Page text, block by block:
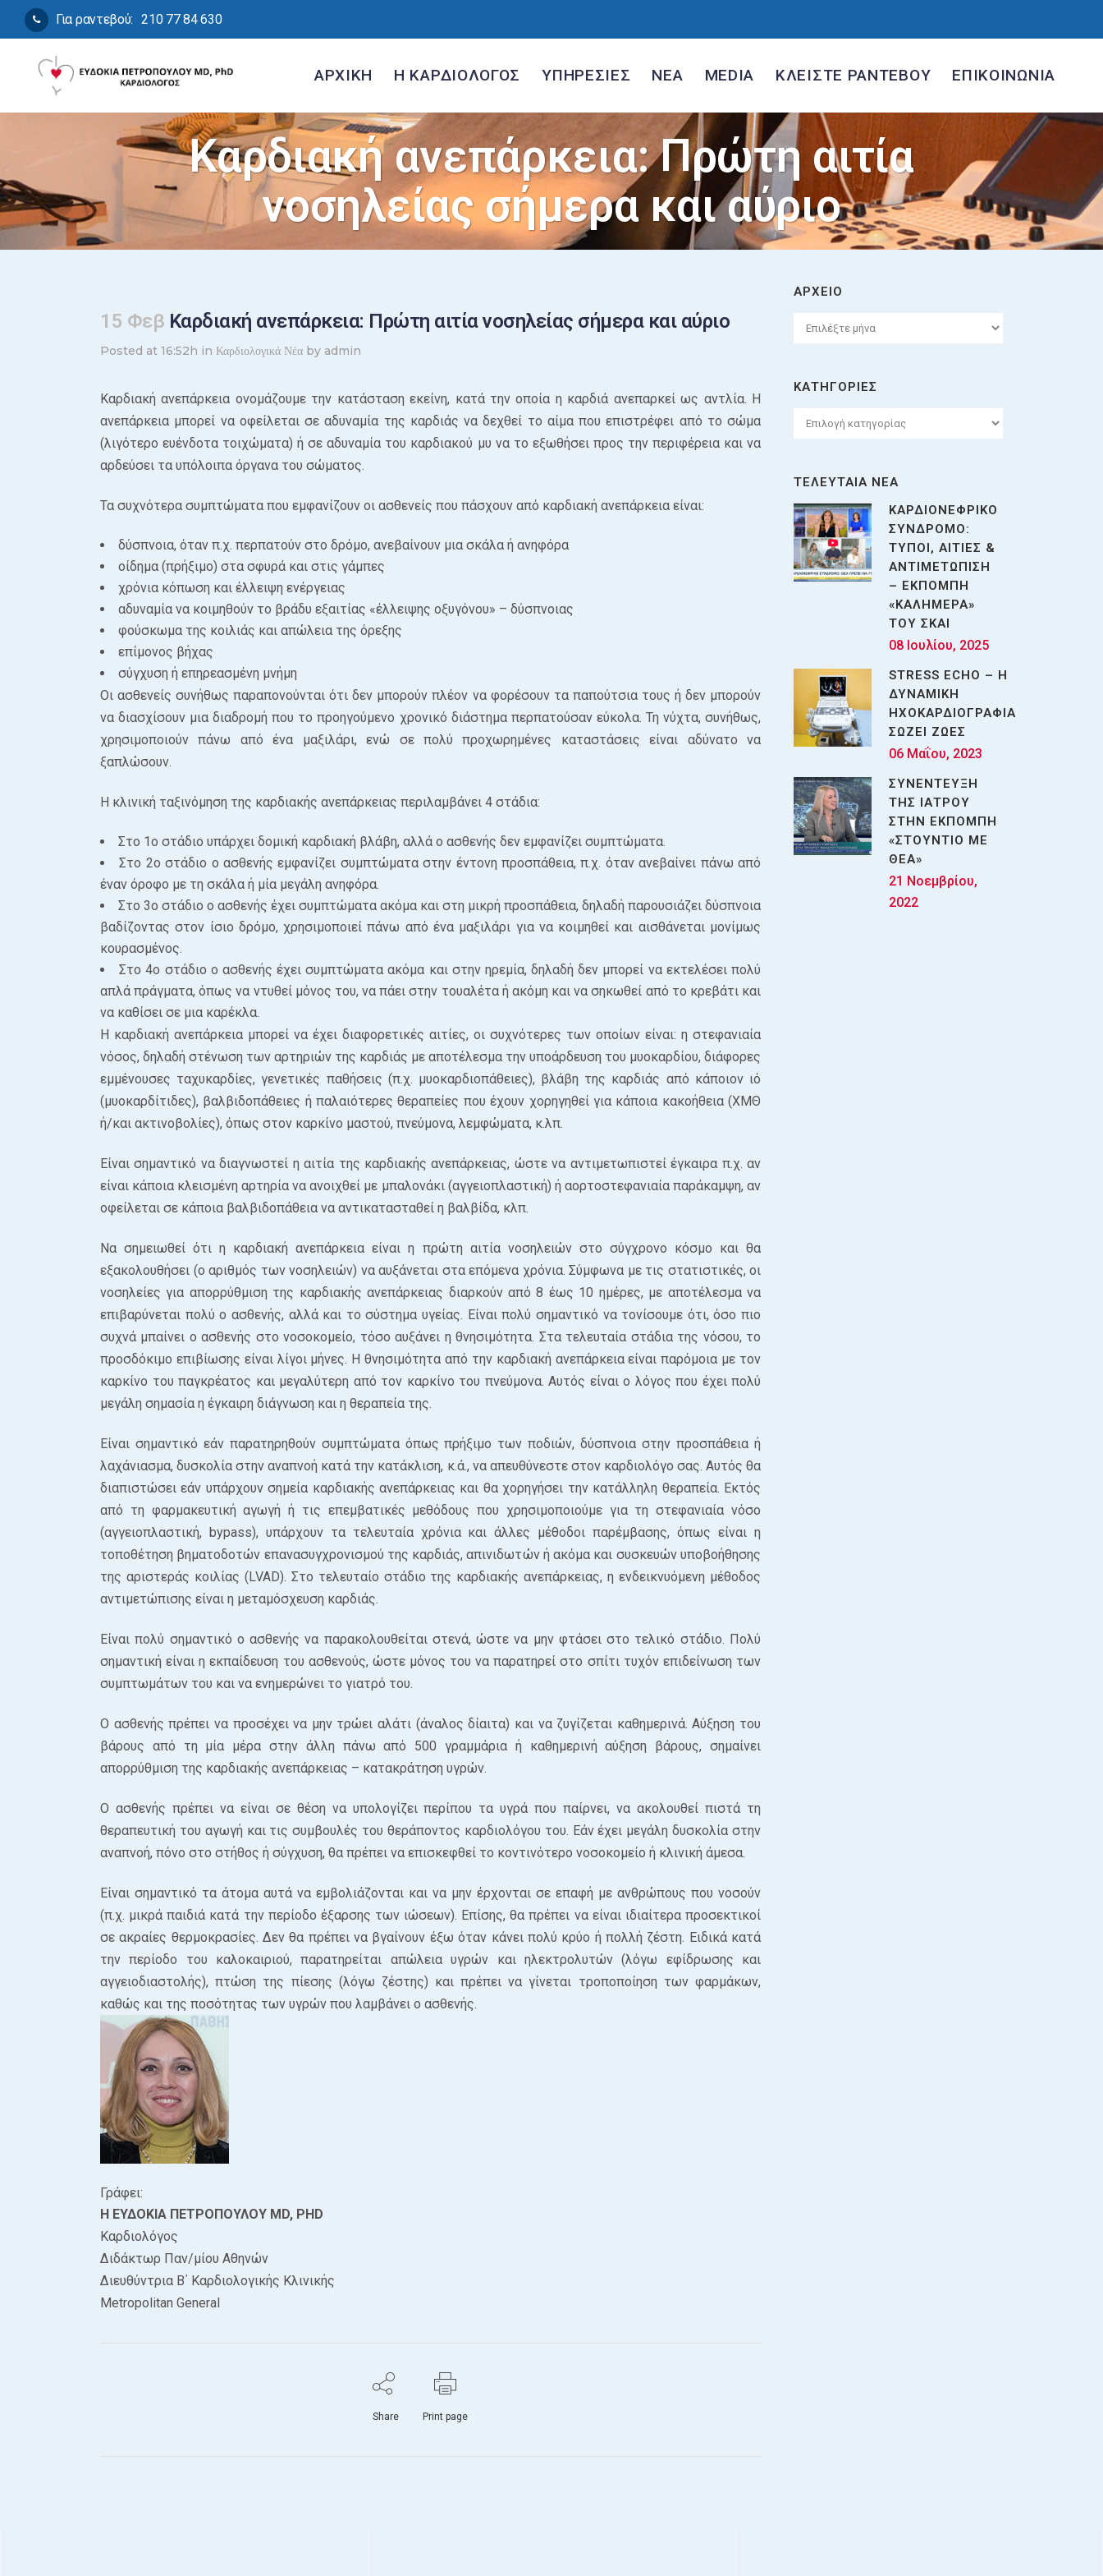
Για ραντεβού: 210 77 84 630
ΑΡΧΙΚΗ Η ΚΑΡΔΙΟΛΟΓΟΣ ΥΠΗΡΕΣΙΕΣ ΝΕΑ MEDIA ΚΛΕΙΣΤΕ ΡΑΝΤΕΒΟΥ ΕΠΙΚΟΙΝΩΝΙΑ
Καρδιακή ανεπάρκεια: Πρώτη αιτία
νοσηλείας σήμερα και αύριο
15 Φεβ Καρδιακή ανεπάρκεια: Πρώτη αιτία νοσηλείας σήμερα και αύριο
Posted at 16:52h in Καρδιολογικά Νέα by admin
Καρδιακή ανεπάρκεια ονομάζουμε την κατάσταση εκείνη, κατά την οποία η καρδιά ανεπαρκεί ως αντλία. Η
ανεπάρκεια μπορεί να οφείλεται σε αδυναμία της καρδιάς να δεχθεί το αίμα που επιστρέφει από το σώμα
(λιγότερο ευένδοτα τοιχώματα) ή σε αδυναμία του καρδιακού μυ να το εξωθήσει προς την περιφέρεια και να
αρδεύσει τα υπόλοιπα όργανα του σώματος.
Τα συχνότερα συμπτώματα που εμφανίζουν οι ασθενείς που πάσχουν από καρδιακή ανεπάρκεια είναι:
δύσπνοια, όταν π.χ. περπατούν στο δρόμο, ανεβαίνουν μια σκάλα ή ανηφόρα
οίδημα (πρήξιμο) στα σφυρά και στις γάμπες
χρόνια κόπωση και έλλειψη ενέργειας
αδυναμία να κοιμηθούν το βράδυ εξαιτίας «έλλειψης οξυγόνου» – δύσπνοιας
φούσκωμα της κοιλιάς και απώλεια της όρεξης
επίμονος βήχας
σύγχυση ή επηρεασμένη μνήμη
Οι ασθενείς συνήθως παραπονούνται ότι δεν μπορούν πλέον να φορέσουν τα παπούτσια τους ή δεν μπορούν
να διασχίσουν μια διαδρομή που το προηγούμενο χρονικό διάστημα περπατούσαν εύκολα. Τη νύχτα, συνήθως,
χρησιμοποιούν πάνω από ένα μαξιλάρι, ενώ σε πολύ προχωρημένες καταστάσεις είναι αδύνατο να
ξαπλώσουν.
Η κλινική ταξινόμηση της καρδιακής ανεπάρκειας περιλαμβάνει 4 στάδια:
Στο 1ο στάδιο υπάρχει δομική καρδιακή βλάβη, αλλά ο ασθενής δεν εμφανίζει συμπτώματα.
Στο 2ο στάδιο ο ασθενής εμφανίζει συμπτώματα στην έντονη προσπάθεια, π.χ. όταν ανεβαίνει πάνω από
έναν όροφο με τη σκάλα ή μία μεγάλη ανηφόρα.
Στο 3ο στάδιο ο ασθενής έχει συμπτώματα ακόμα και στη μικρή προσπάθεια, δηλαδή παρουσιάζει δύσπνοια
βαδίζοντας στον ίσιο δρόμο, χρησιμοποιεί πάνω από ένα μαξιλάρι για να κοιμηθεί και αισθάνεται μονίμως
κουρασμένος.
Στο 4ο στάδιο ο ασθενής έχει συμπτώματα ακόμα και στην ηρεμία, δηλαδή δεν μπορεί να εκτελέσει πολύ
απλά πράγματα, όπως να ντυθεί μόνος του, να πάει στην τουαλέτα ή ακόμη και να σηκωθεί από το κρεβάτι και
να καθίσει σε μια καρέκλα.
Η καρδιακή ανεπάρκεια μπορεί να έχει διαφορετικές αιτίες, οι συχνότερες των οποίων είναι: η στεφανιαία
νόσος, δηλαδή στένωση των αρτηριών της καρδιάς με αποτέλεσμα την υποάρδευση του μυοκαρδίου, διάφορες
εμμένουσες ταχυκαρδίες, γενετικές παθήσεις (π.χ. μυοκαρδιοπάθειες), βλάβη της καρδιάς από κάποιον ιό
(μυοκαρδίτιδες), βαλβιδοπάθειες ή παλαιότερες θεραπείες που έχουν χορηγηθεί για κάποια κακοήθεια (ΧΜΘ
ή/και ακτινοβολίες), όπως στον καρκίνο μαστού, πνεύμονα, λεμφώματα, κ.λπ.
Είναι σημαντικό να διαγνωστεί η αιτία της καρδιακής ανεπάρκειας, ώστε να αντιμετωπιστεί έγκαιρα π.χ. αν
είναι κάποια κλεισμένη αρτηρία να ανοιχθεί με μπαλονάκι (αγγειοπλαστική) ή αορτοστεφανιαία παράκαμψη, αν
οφείλεται σε κάποια βαλβιδοπάθεια να αντικατασταθεί η βαλβίδα, κλπ.
Να σημειωθεί ότι η καρδιακή ανεπάρκεια είναι η πρώτη αιτία νοσηλειών στο σύγχρονο κόσμο και θα
εξακολουθήσει (ο αριθμός των νοσηλειών) να αυξάνεται στα επόμενα χρόνια. Σύμφωνα με τις στατιστικές, οι
νοσηλείες για απορρύθμιση της καρδιακής ανεπάρκειας διαρκούν από 8 έως 10 ημέρες, με αποτέλεσμα να
επιβαρύνεται πολύ ο ασθενής, αλλά και το σύστημα υγείας. Είναι πολύ σημαντικό να τονίσουμε ότι, όσο πιο
συχνά μπαίνει ο ασθενής στο νοσοκομείο, τόσο αυξάνει η θνησιμότητα. Στα τελευταία στάδια της νόσου, το
προσδόκιμο επιβίωσης είναι λίγοι μήνες. Η θνησιμότητα από την καρδιακή ανεπάρκεια είναι παρόμοια με τον
καρκίνο του παγκρέατος και μεγαλύτερη από τον καρκίνο του πνεύμονα. Αυτός είναι ο λόγος που έχει πολύ
μεγάλη σημασία η έγκαιρη διάγνωση και η θεραπεία της.
Είναι σημαντικό εάν παρατηρηθούν συμπτώματα όπως πρήξιμο των ποδιών, δύσπνοια στην προσπάθεια ή
λαχάνιασμα, δυσκολία στην αναπνοή κατά την κατάκλιση, κ.ά., να απευθύνεστε στον καρδιολόγο σας. Αυτός θα
διαπιστώσει εάν υπάρχουν σημεία καρδιακής ανεπάρκειας και θα χορηγήσει την κατάλληλη θεραπεία. Εκτός
από τη φαρμακευτική αγωγή ή τις επεμβατικές μεθόδους που χρησιμοποιούμε για τη στεφανιαία νόσο
(αγγειοπλαστική, bypass), υπάρχουν τα τελευταία χρόνια και άλλες μέθοδοι παρέμβασης, όπως είναι η
τοποθέτηση βηματοδοτών επανασυγχρονισμού της καρδιάς, απινιδωτών ή ακόμα και συσκευών υποβοήθησης
της αριστεράς κοιλίας (LVAD). Στο τελευταίο στάδιο της καρδιακής ανεπάρκειας, η ενδεικνυόμενη μέθοδος
αντιμετώπισης είναι η μεταμόσχευση καρδιάς.
Είναι πολύ σημαντικό ο ασθενής να παρακολουθείται στενά, ώστε να μην φτάσει στο τελικό στάδιο. Πολύ
σημαντική είναι η εκπαίδευση του ασθενούς, ώστε μόνος του να παρατηρεί στο σπίτι τυχόν επιδείνωση των
συμπτωμάτων του και να ενημερώνει το γιατρό του.
Ο ασθενής πρέπει να προσέχει να μην τρώει αλάτι (άναλος δίαιτα) και να ζυγίζεται καθημερινά. Αύξηση του
βάρους από τη μία μέρα στην άλλη πάνω από 500 γραμμάρια ή καθημερινή αύξηση βάρους, σημαίνει
απορρύθμιση της καρδιακής ανεπάρκειας – κατακράτηση υγρών.
Ο ασθενής πρέπει να είναι σε θέση να υπολογίζει περίπου τα υγρά που παίρνει, να ακολουθεί πιστά τη
θεραπευτική του αγωγή και τις συμβουλές του θεράποντος καρδιολόγου του. Εάν έχει μεγάλη δυσκολία στην
αναπνοή, πόνο στο στήθος ή σύγχυση, θα πρέπει να επισκεφθεί το κοντινότερο νοσοκομείο ή κλινική άμεσα.
Είναι σημαντικό τα άτομα αυτά να εμβολιάζονται και να μην έρχονται σε επαφή με ανθρώπους που νοσούν
(π.χ. μικρά παιδιά κατά την περίοδο έξαρσης των ιώσεων). Επίσης, θα πρέπει να είναι ιδιαίτερα προσεκτικοί
σε ακραίες θερμοκρασίες. Δεν θα πρέπει να βγαίνουν έξω όταν κάνει πολύ κρύο ή πολλή ζέστη. Ειδικά κατά
την περίοδο του καλοκαιριού, παρατηρείται απώλεια υγρών και ηλεκτρολυτών (λόγω εφίδρωσης και
αγγειοδιαστολής), πτώση της πίεσης (λόγω ζέστης) και πρέπει να γίνεται τροποποίηση των φαρμάκων,
καθώς και της ποσότητας των υγρών που λαμβάνει ο ασθενής.
Γράφει:
Η ΕΥΔΟΚΙΑ ΠΕΤΡΟΠΟΥΛΟΥ MD, PHD
Καρδιολόγος
Διδάκτωρ Παν/μίου Αθηνών
Διευθύντρια Β΄ Καρδιολογικής Κλινικής
Μetropolitan General
Share Print page
ΑΡΧΕΙΟ
Αρχείο
ΚΑΤΗΓΟΡΙΕΣ
Κατηγορίες
ΤΕΛΕΥΤΑΙΑ ΝΕΑ
ΚΑΡΔΙΟΝΕΦΡΙΚΟ
ΣΥΝΔΡΟΜΟ:
ΤΥΠΟΙ, ΑΙΤΙΕΣ &
ΑΝΤΙΜΕΤΩΠΙΣΗ
– ΕΚΠΟΜΠΗ
«ΚΑΛΗΜΕΡΑ»
ΤΟΥ ΣΚΑΙ
08 Ιουλίου, 2025
STRESS ECHO – Η
ΔΥΝΑΜΙΚΗ
ΗΧΟΚΑΡΔΙΟΓΡΑΦΙΑ
ΣΩΖΕΙ ΖΩΕΣ
06 Μαΐου, 2023
ΣΥΝΕΝΤΕΥΞΗ
ΤΗΣ ΙΑΤΡΟΥ
ΣΤΗΝ ΕΚΠΟΜΠΗ
«ΣΤΟΥΝΤΙΟ ΜΕ
ΘΕΑ»
21 Νοεμβρίου,
2022